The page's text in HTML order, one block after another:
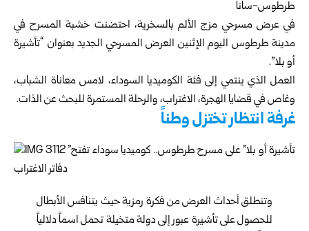
طرطوس-سانا‏
في عرض مسرحي مزج الألم بالسخرية، احتضنت خشبة ‏المسرح في
مدينة طرطوس اليوم الإثنين العرض المسرحي ‏الجديد بعنوان “تأشيرة
أو بلا‌‎”.
العمل الذي ينتمي إلى فئة الكوميديا السوداء، لامس معاناة ‏الشباب،
وغاص في قضايا الهجرة، الاغتراب، والرحلة ‏المستمرة للبحث عن الذات‎.‎
غرفة انتظار تختزل وطناً
وتنطلق أحداث العرض من فكرة رمزية حيث يتنافس ‏الأبطال
للحصول على تأشيرة عبور إلى دولة متخيلة تحمل ‏اسماً دلالياً